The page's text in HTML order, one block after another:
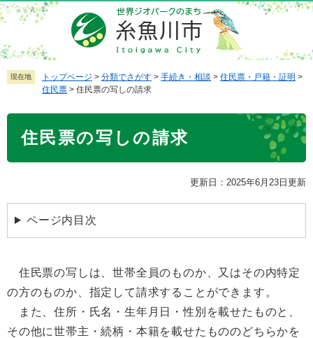
ペ
ー
ジ
の
先
メ
ニ
ュ
ー
を
本
現在地 トップページ > 分類でさがす > 手続き・相談 > 住民票・戸籍・証明 >
住民票 > 住民票の写しの請求
住民票の写しの請求
更新日：2025年6月23日更新
ページ内目次
住民票の写しは、世帯全員のものか、又はその内特定
の方のものか、指定して請求することができます。
また、住所・氏名・生年月日・性別を載せたものと、
その他に世帯主・続柄・本籍を載せたもののどちらかを